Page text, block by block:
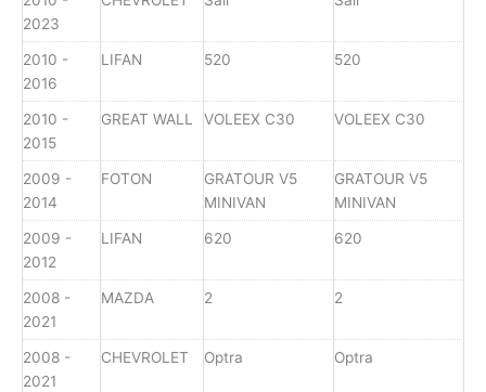
2023
2010 -
2016
LIFAN 520 520
2010 -
2015
GREAT WALL VOLEEX C30 VOLEEX C30
2009 -
2014
FOTON
GRATOUR V5
MINIVAN
GRATOUR V5
MINIVAN
2009 -
2012
LIFAN 620 620
2008 -
2021
MAZDA 2 2
2008 -
2021
CHEVROLET Optra Optra